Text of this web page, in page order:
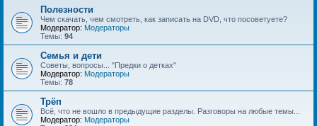
Полезности
Чем скачать, чем смотреть, как записать на DVD, что посоветуете?
Модератор: Модераторы
Темы: 94
Семья и дети
Советы, вопросы... "Предки о детках"
Модератор: Модераторы
Темы: 78
Трёп
Всё, что не вошло в предыдущие разделы. Разговоры на любые темы...
Модератор: Модераторы